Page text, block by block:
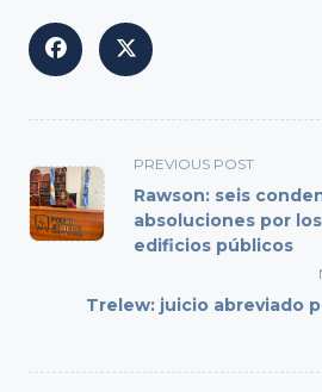
<span
class="nav-
subtitle
screen-
text">Page</span>
PREVIOUS POST
Rawson: seis
absoluciones por
edificios públicos
Trelew: juicio abreviado